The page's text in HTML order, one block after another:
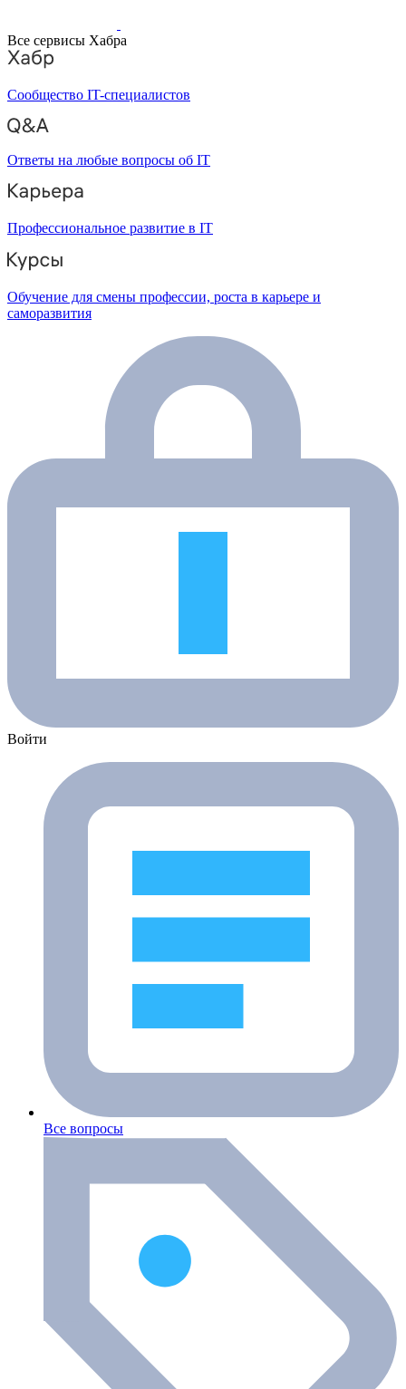
Все сервисы Хабра
Сообщество IT-специалистов
Ответы на любые вопросы об IT
Профессиональное развитие в IT
Обучение для смены профессии, роста в карьере и
саморазвития
Войти
Все вопросы